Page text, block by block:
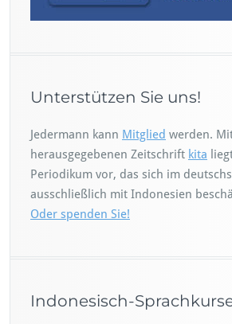
Unterstützen Sie uns!
Jedermann kann Mitglied werden.
herausgegebenen Zeitschrift kita
Periodikum vor, das sich im
ausschließlich mit Indonesien
Oder spenden Sie!
Indonesisch-